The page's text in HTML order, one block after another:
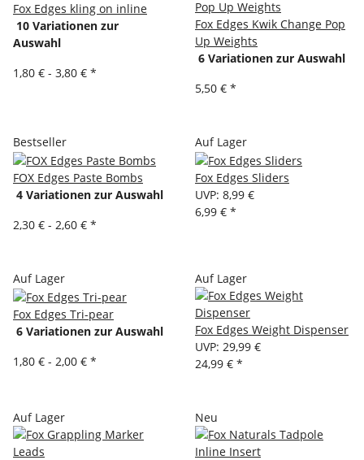
Fox Edges kling on inline
10 Variationen zur
Auswahl
1,80 € - 3,80 € *
Fox Edges Kwik Change Pop
Up Weights
6 Variationen zur Auswahl
5,50 € *
Bestseller
FOX Edges Paste Bombs
4 Variationen zur Auswahl
2,30 € - 2,60 € *
Auf Lager
Fox Edges Sliders
UVP: 8,99 €
6,99 € *
Auf Lager
Fox Edges Tri-pear
6 Variationen zur Auswahl
1,80 € - 2,00 € *
Auf Lager
Fox Edges Weight Dispenser
UVP: 29,99 €
24,99 € *
Auf Lager Neu